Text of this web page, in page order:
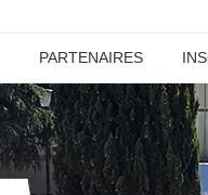
PARTENAIRES